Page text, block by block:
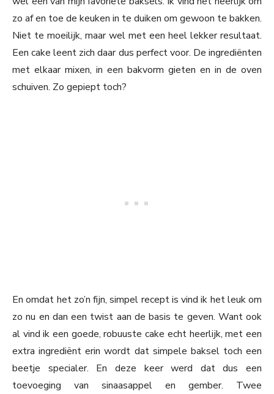
zo af en toe de keuken in te duiken om gewoon te bakken.
Niet te moeilijk, maar wel met een heel lekker resultaat.
Een cake leent zich daar dus perfect voor. De ingrediënten
met elkaar mixen, in een bakvorm gieten en in de oven
schuiven. Zo gepiept toch?
En omdat het zo’n fijn, simpel recept is vind ik het leuk om
zo nu en dan een twist aan de basis te geven. Want ook
al vind ik een goede, robuuste cake echt heerlijk, met een
extra ingrediënt erin wordt dat simpele baksel toch een
beetje specialer. En deze keer werd dat dus een
toevoeging van sinaasappel en gember. Twee